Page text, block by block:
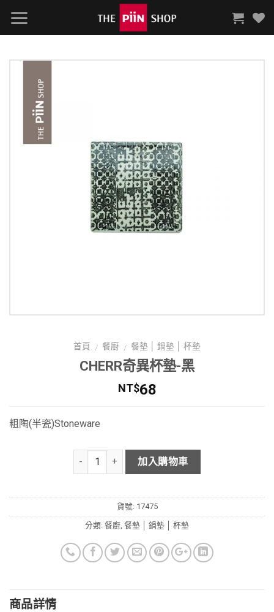
首頁 / 餐廚 / 餐墊 │ 鍋墊 │ 杯墊
CHERR奇異杯墊-黑
NT$68
粗陶(半瓷)Stoneware
加入購物車
貨號: 17475
分類: 餐廚 餐墊 │ 鍋墊 │ 杯墊
商品詳情